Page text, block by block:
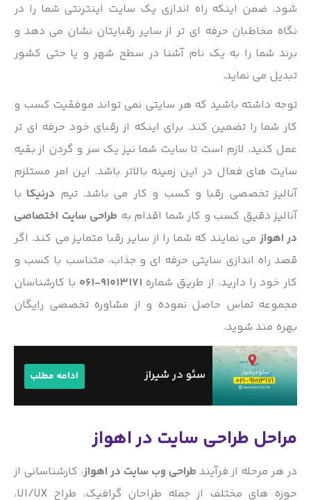
شود. ضمن اینکه راه اندازی یک سایت اینترنتی شما را در
نگاه مخاطبان حرفه ای تر از سایر رقبایتان نشان می دهد و
برند شما را به یک نام آشنا در سطح شهر و یا حتی کشور
تبدیل می نماید.
توجه داشته باشید که هر سایتی نمی تواند موفقیت کسب و
کار شما را تضمین کند. برای اینکه از رقبای خود حرفه ای تر
عمل کنید، لازم است تا سایت شما نیز یک سر و گردن از بقیه
سایت های فعال در این زمینه بالاتر باشد. این امر مستلزم
آنالیز تخصصی رقبا و کسب و کار می باشد. تیمدرنیکابا
آنالیز دقیق کسب و کار شما اقدام بهطراحی سایت اختصاصی
در اهوازمی نمایند که شما را از سایر رقبا متمایز می کند. اگر
قصد راه اندازی سایتی حرفه ای و جذاب، متناسب با کسب و
کار خود را دارید، از طریق شماره91013171-061
با کارشناسان
مجموعه تماس حاصل نموده و از مشاوره تخصصی رایگان
بهره مند شوید.
سئو در شیراز ادامه مطلب
مراحل طراحی سایت در اهواز
در هر مرحله از فرآیندطراحی وب سایت در اهواز، کارشناسانی از
حوزه های مختلف از جمله طراحان گرافیک، طراح UI/UX،